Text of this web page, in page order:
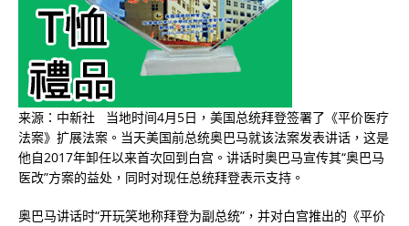
来源：中新社 当地时间4月5日，美国总统拜登签署了《平价医疗
法案》扩展法案。当天美国前总统奥巴马就该法案发表讲话，这是
他自2017年卸任以来首次回到白宫。讲话时奥巴马宣传其“奥巴马
医改”方案的益处，同时对现任总统拜登表示支持。
奥巴马讲话时“开玩笑地称拜登为副总统”，并对白宫推出的《平价